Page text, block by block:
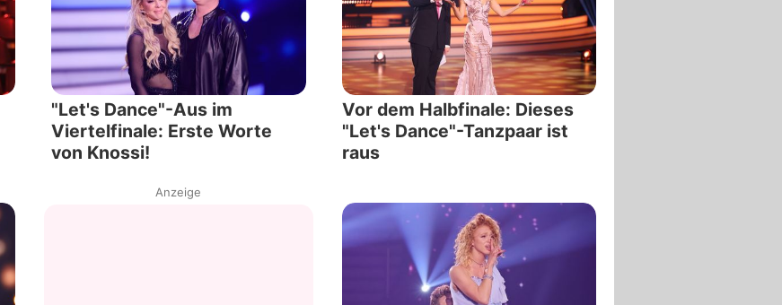
"Let's Dance"-Aus im
Viertelfinale: Erste Worte
von Knossi!
Vor dem Halbfinale: Dieses
"Let's Dance"-Tanzpaar ist
raus
Anzeige